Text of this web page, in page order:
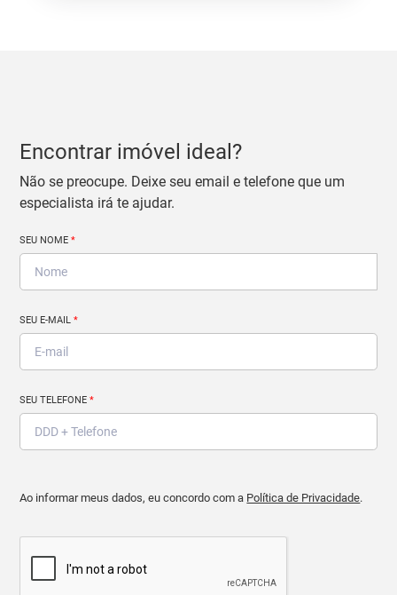
Encontrar imóvel ideal?
Não se preocupe. Deixe seu email e telefone que um
especialista irá te ajudar.
SEU NOME*
SEU E-MAIL*
SEU TELEFONE*
Ao informar meus dados, eu concordo com a Política de Privacidade.